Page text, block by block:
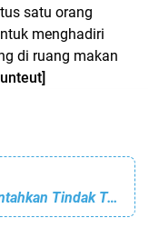
satu orang
menghadiri
di ruang makan
Merugikan Masyarakat, Kapolri Perintahkan Tindak Tegas Pinjol Ilegal